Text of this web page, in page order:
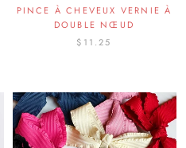
PINCE À CHEVEUX VERNIE À
DOUBLE NŒUD
$11.25